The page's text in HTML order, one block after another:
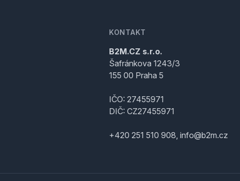
KONTAKT
B2M.CZ s.r.o.
Šafránkova 1243/3
155 00 Praha 5
IČO: 27455971
DIČ: CZ27455971
+420 251 510 908, info@b2m.cz